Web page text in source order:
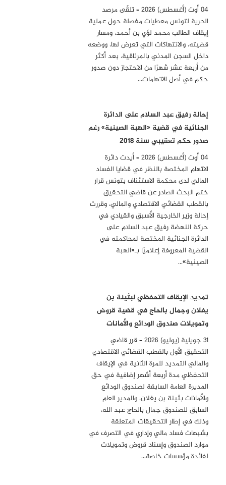
04 أوت (أغسطس) 2026 – تلقّى مرصد
الحرية لتونس معطيات مفصلة حول عملية
إيقاف الطالب محمد لؤي بن أحمد، ومسار
قضيته، والانتهاكات التي تعرض لها، ووضعه
داخل السجن المدني بالمرناقية، بعد أكثر
من أربعة عشر شهرًا من الاحتجاز دون صدور
حكم في أصل الاتهامات…
إحالة رفيق عبد السلام على الدائرة
الجنائية في قضية «الهبة الصينية» رغم
صدور حكم تعقيبي سنة 2018
04 أوت (أغسطس) 2026 – أيدت دائرة
الاتهام المختصة بالنظر في قضايا الفساد
المالي لدى محكمة الاستئناف بتونس قرار
ختم البحث الصادر عن قاضي التحقيق
بالقطب القضائي الاقتصادي والمالي، وقررت
إحالة وزير الخارجية الأسبق والقيادي في
حركة النهضة رفيق عبد السلام على
الدائرة الجنائية المختصة لمحاكمته في
القضية المعروفة إعلاميًا بـ«الهبة
الصينية»…
تمديد الإيقاف التحفظي لبثينة بن
يغلان وجمال بالحاج في قضية قروض
وتمويلات صندوق الودائع والأمانات
31 جويلية (يوليو) 2026 – قرر قاضي
التحقيق الأول بالقطب القضائي الاقتصادي
والمالي التمديد للمرة الثانية في الإيقاف
التحفظي مدة أربعة أشهر إضافية في حق
المديرة العامة السابقة لصندوق الودائع
والأمانات بثينة بن يغلان، والمدير العام
السابق للصندوق جمال بالحاج عبد الله،
وذلك في إطار التحقيقات المتعلقة
بشبهات فساد مالي وإداري في التصرف في
موارد الصندوق وإسناد قروض وتمويلات
لفائدة مؤسسات خاصة…